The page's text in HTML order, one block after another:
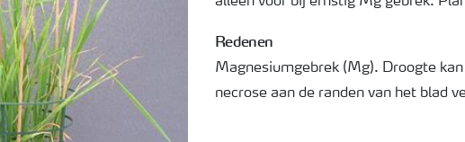
Redenen
Magnesiumgebrek (Mg). Droogte
necrose aan de randen van het blad